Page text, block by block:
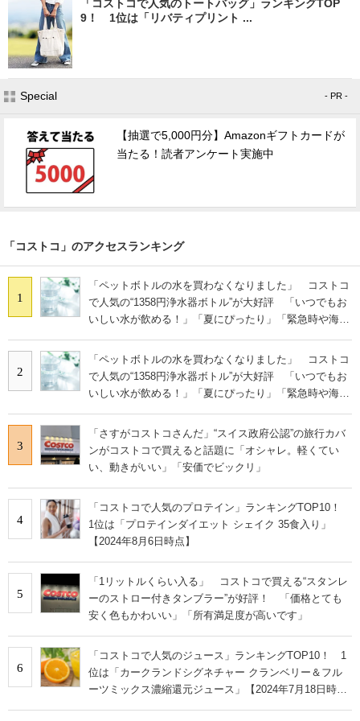
「コストコで人気のトートバッグ」ランキングTOP
9！ 1位は「リバティプリント ...
Special - PR -
【抽選で5,000円分】Amazonギフトカードが
当たる！読者アンケート実施中
「コストコ」のアクセスランキング
1
「ペットボトルの水を買わなくなりました」 コストコ
で人気の“1358円浄水器ボトル”が大好評 「いつでもお
いしい水が飲める！」「夏にぴったり」「緊急時や海外
2
「ペットボトルの水を買わなくなりました」 コストコ
で人気の“1358円浄水器ボトル”が大好評 「いつでもお
いしい水が飲める！」「夏にぴったり」「緊急時や海外
3
「さすがコストコさんだ」“スイス政府公認”の旅行カバ
ンがコストコで買えると話題に「オシャレ。軽くてい
い、動きがいい」「安価でビックリ」
4
「コストコで人気のプロテイン」ランキングTOP10！
1位は「プロテインダイエット シェイク 35食入り」
【2024年8月6日時点】
5
「1リットルくらい入る」 コストコで買える“スタンレ
ーのストロー付きタンブラー”が好評！ 「価格とても
安く色もかわいい」「所有満足度が高いです」
6
「コストコで人気のジュース」ランキングTOP10！ 1
位は「カークランドシグネチャー クランベリー＆フル
ーツミックス濃縮還元ジュース」【2024年7月18日時